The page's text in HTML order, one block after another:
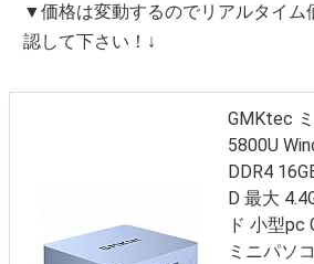
▼価格は変動するのでリアルタイム
認して下さい！↓
GMKtec
5800U
DDR4
D 最大
ド 小型pc
ミニパソ